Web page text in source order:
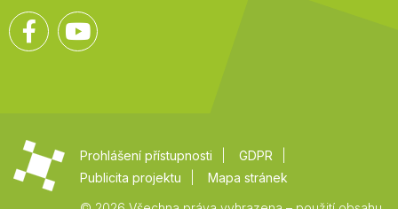
Facebook
Prohlášení přístupnosti
GDPR
Publicita projektu
Mapa stránek